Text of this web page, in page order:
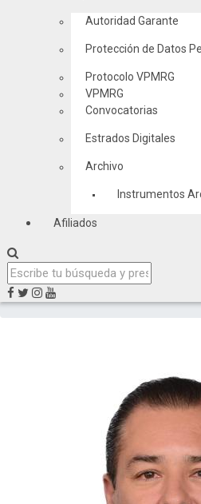
Autoridad Garante
Protección de Datos
Protocolo VPMRG
VPMRG
Convocatorias
Estrados Digitales
Archivo
Instrumentos
Afiliados